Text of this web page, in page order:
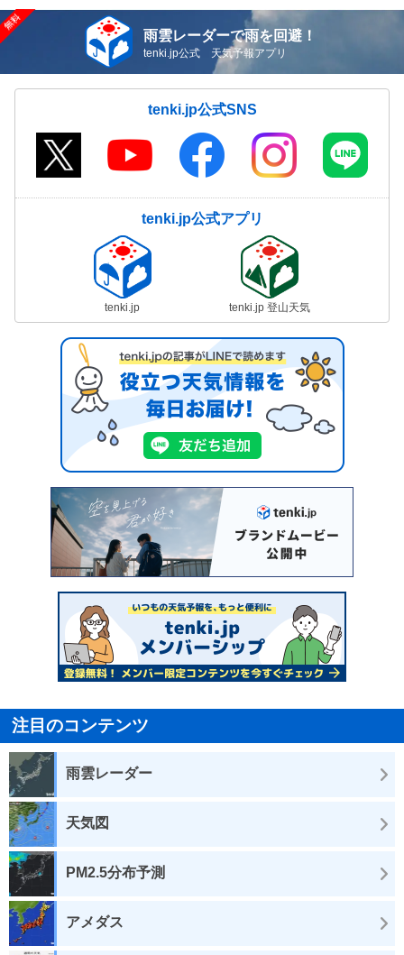
雨雲レーダーで雨を回避！
tenki.jp公式 天気予報アプリ
tenki.jp公式SNS
tenki.jp公式アプリ
tenki.jp tenki.jp 登山天気
注目のコンテンツ
雨雲レーダー
天気図
PM2.5分布予測
アメダス